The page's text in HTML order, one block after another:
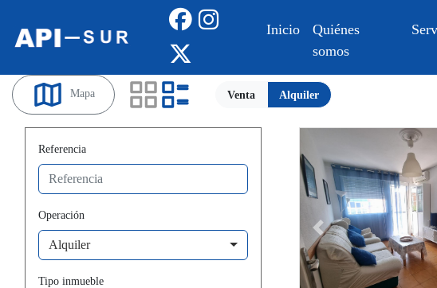
Inicio
Quiénes
somos
Mapa Venta Alquiler
Referencia
Operación
Alquiler
Tipo inmueble
Previous